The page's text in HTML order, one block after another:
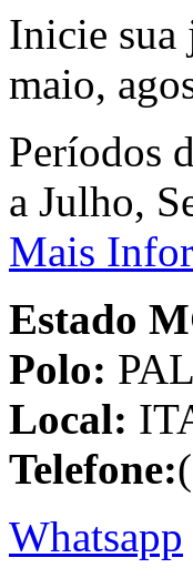
Inicie sua
maio,
Períodos
a Julho,
Mais
Estado
Polo:
Local:
Telefone:
Whatsapp